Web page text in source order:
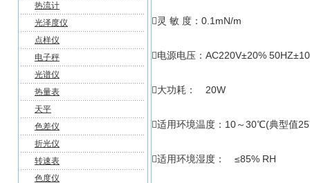
热流计
光泽度仪
点样仪
电子秤
光谱仪
热量表
天平
色差仪
折光仪
转速表
色度仪
灵 敏 度：
电源电压：AC220V±20%
大功耗
适用环境温度：10～30℃(典型值
适用环境湿度